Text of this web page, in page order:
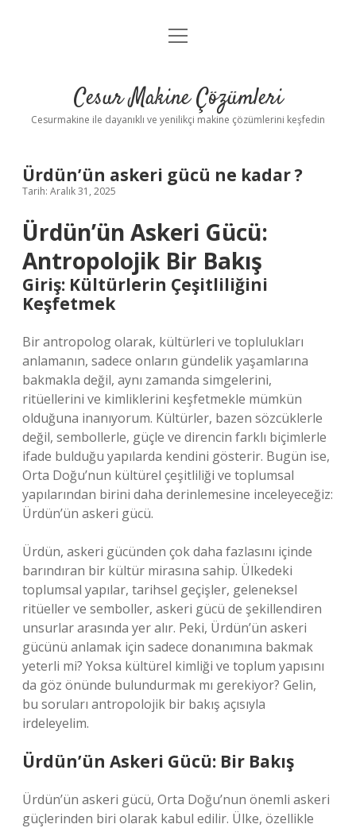
Anasayfa
Yasal Uyarı
menüyü
Cesur Makine Çözümleri
Cesurmakine ile dayanıklı ve yenilikçi makine çözümlerini keşfedin
Ürdün’ün askeri gücü ne kadar ?
Tarih: Aralık 31, 2025
Ürdün’ün Askeri Gücü:
Antropolojik Bir Bakış
Giriş: Kültürlerin Çeşitliliğini
Keşfetmek
Bir antropolog olarak, kültürleri ve toplulukları
anlamanın, sadece onların gündelik yaşamlarına
bakmakla değil, aynı zamanda simgelerini,
ritüellerini ve kimliklerini keşfetmekle mümkün
olduğuna inanıyorum. Kültürler, bazen sözcüklerle
değil, sembollerle, güçle ve direncin farklı biçimlerle
ifade bulduğu yapılarda kendini gösterir. Bugün ise,
Orta Doğu’nun kültürel çeşitliliği ve toplumsal
yapılarından birini daha derinlemesine inceleyeceğiz:
Ürdün’ün askeri gücü.
Ürdün, askeri gücünden çok daha fazlasını içinde
barındıran bir kültür mirasına sahip. Ülkedeki
toplumsal yapılar, tarihsel geçişler, geleneksel
ritüeller ve semboller, askeri gücü de şekillendiren
unsurlar arasında yer alır. Peki, Ürdün’ün askeri
gücünü anlamak için sadece donanımına bakmak
yeterli mi? Yoksa kültürel kimliği ve toplum yapısını
da göz önünde bulundurmak mı gerekiyor? Gelin,
bu soruları antropolojik bir bakış açısıyla
irdeleyelim.
Ürdün’ün Askeri Gücü: Bir Bakış
Ürdün’ün askeri gücü, Orta Doğu’nun önemli askeri
güçlerinden biri olarak kabul edilir. Ülke, özellikle